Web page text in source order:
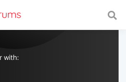
with a fast and
with: